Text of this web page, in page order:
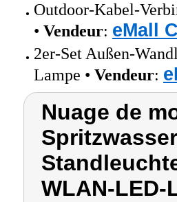
Outdoor-Kabel-
• Vendeur: eMall
2er-Set Außen-
Lampe • Vendeur:
Nuage de
WLAN-